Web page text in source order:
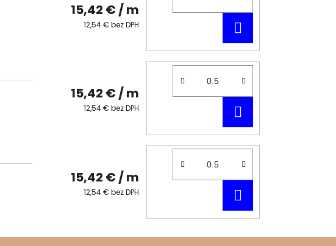
15,42 € / m
12,54 € bez DPH
KOŠÍKA
15,42 € / m
12,54 € bez DPH
KOŠÍKA
15,42 € / m
12,54 € bez DPH
KOŠÍKA